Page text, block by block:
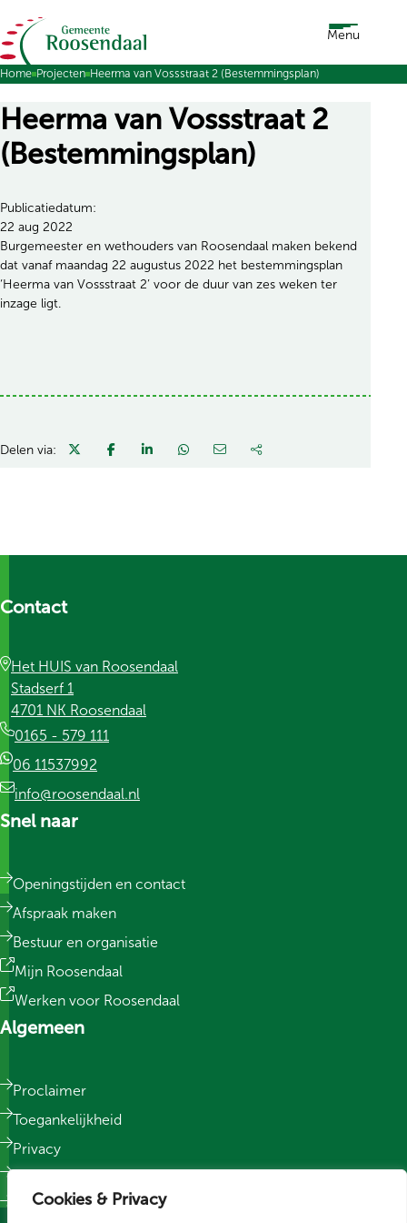
Cookies & Privacy
Ga naar de inhoud Menu
Home Projecten Heerma van Vossstraat 2 (Bestemmingsplan)
Heerma van Vossstraat 2
(Bestemmingsplan)
Publicatiedatum:
22 aug 2022
Burgemeester en wethouders van Roosendaal maken bekend
dat vanaf maandag 22 augustus 2022 het bestemmingsplan
‘Heerma van Vossstraat 2’ voor de duur van zes weken ter
inzage ligt.
Delen via:
Contact
Het HUIS van Roosendaal
Stadserf 1
4701 NK Roosendaal
0165 - 579 111
06 11537992
info@roosendaal.nl
Snel naar
Openingstijden en contact
Afspraak maken
Bestuur en organisatie
Mijn Roosendaal
Werken voor Roosendaal
Algemeen
Proclaimer
Toegankelijkheid
Privacy
Sitemap